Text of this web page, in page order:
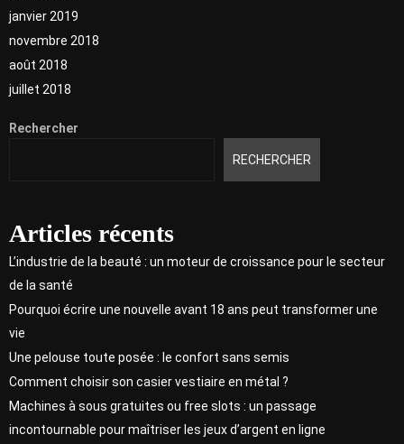
janvier 2019
novembre 2018
août 2018
juillet 2018
Rechercher
RECHERCHER
Articles récents
L’industrie de la beauté : un moteur de croissance pour le secteur
de la santé
Pourquoi écrire une nouvelle avant 18 ans peut transformer une
vie
Une pelouse toute posée : le confort sans semis
Comment choisir son casier vestiaire en métal ?
Machines à sous gratuites ou free slots : un passage
incontournable pour maîtriser les jeux d’argent en ligne